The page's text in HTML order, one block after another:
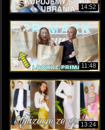
14:52
11:48
13:24